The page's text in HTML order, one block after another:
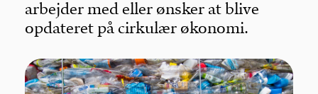
arbejder med eller ønsker at blive
opdateret på cirkulær økonomi.